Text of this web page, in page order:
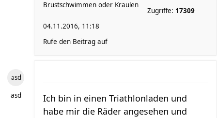
Brustschwimmen oder Kraulen
Zugriffe: 17309
04.11.2016, 11:18
Rufe den Beitrag auf
asd
asd
Ich bin in einen Triathlonladen und
habe mir die Räder angesehen und